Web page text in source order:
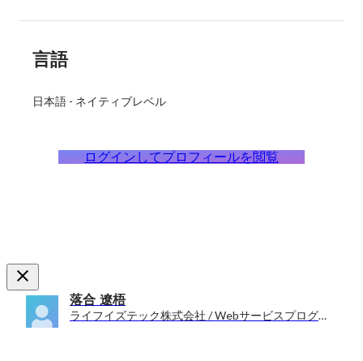
言語
日本語 - ネイティブレベル
ログインしてプロフィールを閲覧
落合 遼梧
ライフイズテック株式会社 / Webサービスプログラミングコース、Webサービスプログラミングコースカリキュラム、iPhoneアプリプログラミングコース、学校チラシ営業、クラークプロジェクト